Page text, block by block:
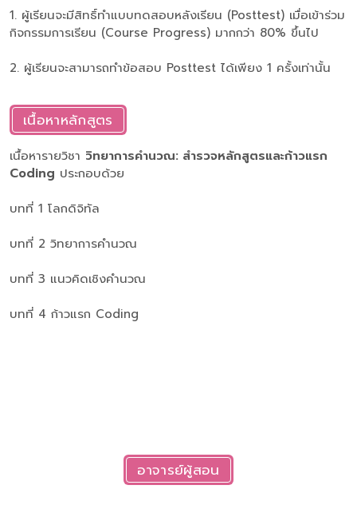
1. ผู้เรียนจะมีสิทธิ์ทำแบบทดสอบหลังเรียน (Posttest) เมื่อเข้าร่วม
กิจกรรมการเรียน (Course Progress) มากกว่า 80% ขึ้นไป
2. ผู้เรียนจะสามารถทำข้อสอบ Posttest ได้เพียง 1 ครั้งเท่านั้น
เนื้อหาหลักสูตร
เนื้อหารายวิชา วิทยาการคำนวณ: สำรวจหลักสูตรและก้าวแรก
Coding ประกอบด้วย
บทที่ 1 โลกดิจิทัล
บทที่ 2 วิทยาการคำนวณ
บทที่ 3 แนวคิดเชิงคำนวณ
บทที่ 4 ก้าวแรก Coding
อาจารย์ผู้สอน